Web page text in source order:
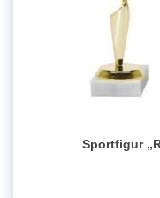
Sportfigur